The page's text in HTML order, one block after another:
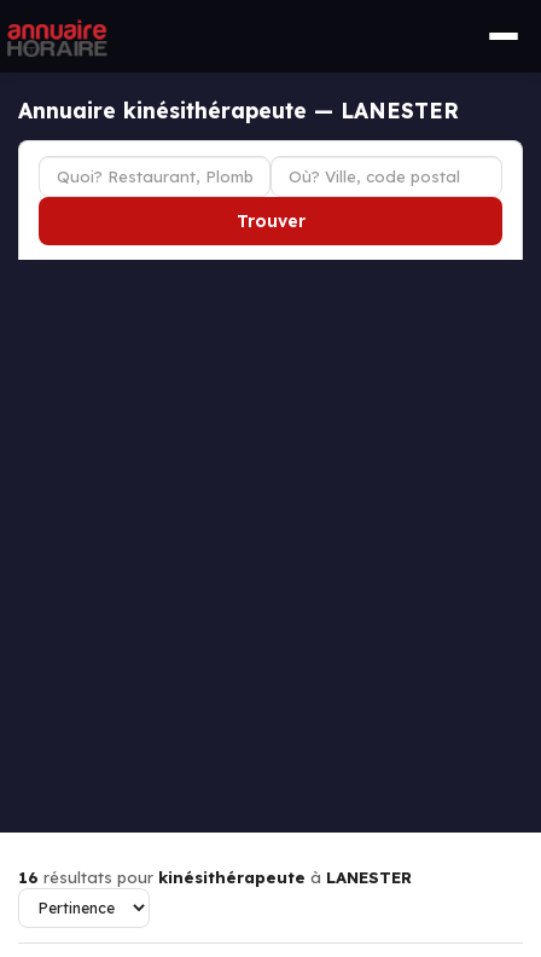
Annuaire kinésithérapeute — LANESTER
Trouver
16 résultats pour kinésithérapeute à LANESTER